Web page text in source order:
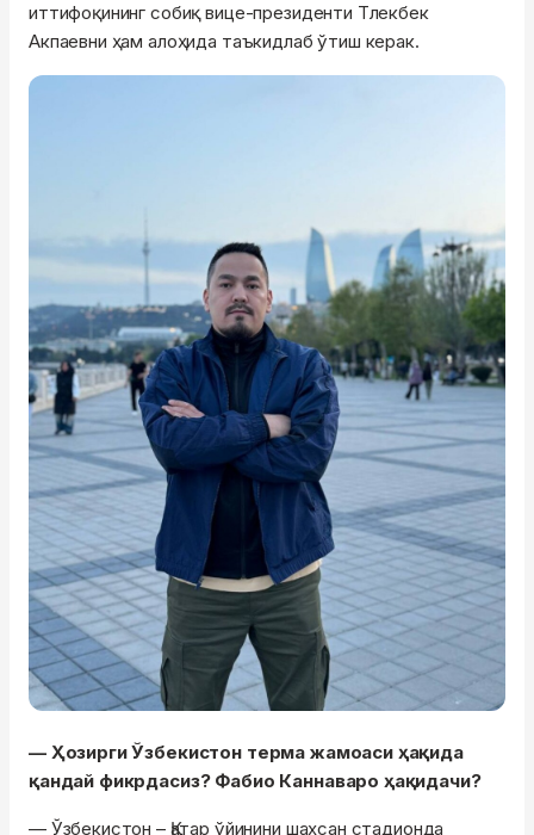
иттифоқининг собиқ вице-президенти Тлекбек
Акпаевни ҳам алоҳида таъкидлаб ўтиш керак.
— Ҳозирги Ўзбекистон терма жамоаси ҳақида
қандай фикрдасиз? Фабио Каннаваро ҳақидачи?
— Ўзбекистон – Қатар ўйинини шахсан стадионда